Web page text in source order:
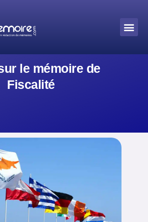
le mémoire de
Fiscalité